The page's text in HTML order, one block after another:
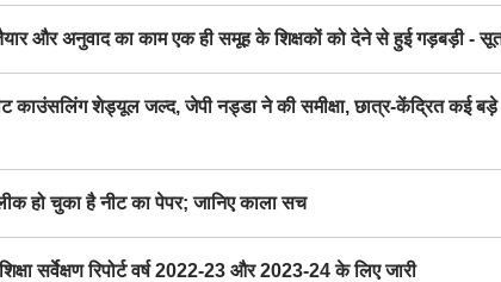
और अनुवाद का काम एक ही समूह के शिक्षकों को देने से हुई गड़बड़ी -
शेड्यूल जल्द, जेपी नड्डा ने की समीक्षा, छात्र-केंद्रित कई बड़े
हो चुका है नीट का पेपर; जानिए काला सच
सर्वेक्षण रिपोर्ट वर्ष 2022-23 और 2023-24 के लिए जारी